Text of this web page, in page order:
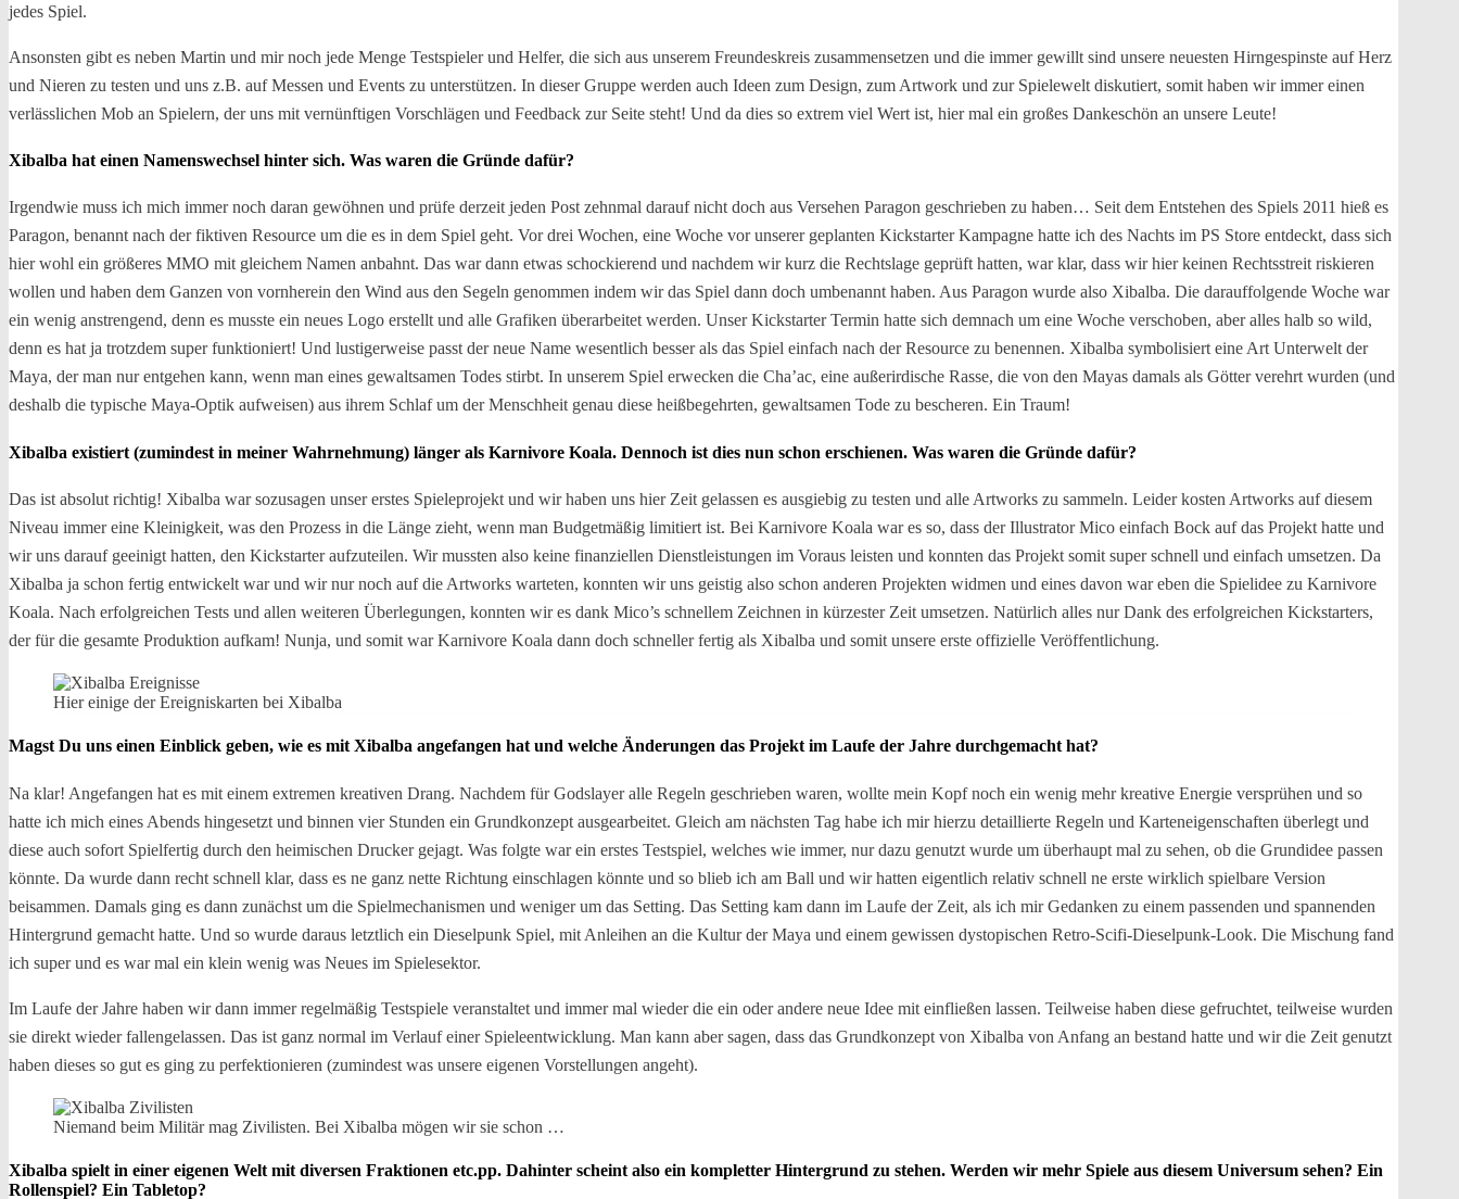
jedes Spiel.
Ansonsten gibt es neben Martin und mir noch jede Menge Testspieler und Helfer, die sich aus unserem Freundeskreis zusammensetzen und die immer gewillt sind unsere neuesten Hirngespinste auf Herz
und Nieren zu testen und uns z.B. auf Messen und Events zu unterstützen. In dieser Gruppe werden auch Ideen zum Design, zum Artwork und zur Spielewelt diskutiert, somit haben wir immer einen
verlässlichen Mob an Spielern, der uns mit vernünftigen Vorschlägen und Feedback zur Seite steht! Und da dies so extrem viel Wert ist, hier mal ein großes Dankeschön an unsere Leute!
Xibalba hat einen Namenswechsel hinter sich. Was waren die Gründe dafür?
Irgendwie muss ich mich immer noch daran gewöhnen und prüfe derzeit jeden Post zehnmal darauf nicht doch aus Versehen Paragon geschrieben zu haben… Seit dem Entstehen des Spiels 2011 hieß es
Paragon, benannt nach der fiktiven Resource um die es in dem Spiel geht. Vor drei Wochen, eine Woche vor unserer geplanten Kickstarter Kampagne hatte ich des Nachts im PS Store entdeckt, dass sich
hier wohl ein größeres MMO mit gleichem Namen anbahnt. Das war dann etwas schockierend und nachdem wir kurz die Rechtslage geprüft hatten, war klar, dass wir hier keinen Rechtsstreit riskieren
wollen und haben dem Ganzen von vornherein den Wind aus den Segeln genommen indem wir das Spiel dann doch umbenannt haben. Aus Paragon wurde also Xibalba. Die darauffolgende Woche war
ein wenig anstrengend, denn es musste ein neues Logo erstellt und alle Grafiken überarbeitet werden. Unser Kickstarter Termin hatte sich demnach um eine Woche verschoben, aber alles halb so wild,
denn es hat ja trotzdem super funktioniert! Und lustigerweise passt der neue Name wesentlich besser als das Spiel einfach nach der Resource zu benennen. Xibalba symbolisiert eine Art Unterwelt der
Maya, der man nur entgehen kann, wenn man eines gewaltsamen Todes stirbt. In unserem Spiel erwecken die Cha’ac, eine außerirdische Rasse, die von den Mayas damals als Götter verehrt wurden (und
deshalb die typische Maya-Optik aufweisen) aus ihrem Schlaf um der Menschheit genau diese heißbegehrten, gewaltsamen Tode zu bescheren. Ein Traum!
Xibalba existiert (zumindest in meiner Wahrnehmung) länger als Karnivore Koala. Dennoch ist dies nun schon erschienen. Was waren die Gründe dafür?
Das ist absolut richtig! Xibalba war sozusagen unser erstes Spieleprojekt und wir haben uns hier Zeit gelassen es ausgiebig zu testen und alle Artworks zu sammeln. Leider kosten Artworks auf diesem
Niveau immer eine Kleinigkeit, was den Prozess in die Länge zieht, wenn man Budgetmäßig limitiert ist. Bei Karnivore Koala war es so, dass der Illustrator Mico einfach Bock auf das Projekt hatte und
wir uns darauf geeinigt hatten, den Kickstarter aufzuteilen. Wir mussten also keine finanziellen Dienstleistungen im Voraus leisten und konnten das Projekt somit super schnell und einfach umsetzen. Da
Xibalba ja schon fertig entwickelt war und wir nur noch auf die Artworks warteten, konnten wir uns geistig also schon anderen Projekten widmen und eines davon war eben die Spielidee zu Karnivore
Koala. Nach erfolgreichen Tests und allen weiteren Überlegungen, konnten wir es dank Mico’s schnellem Zeichnen in kürzester Zeit umsetzen. Natürlich alles nur Dank des erfolgreichen Kickstarters,
der für die gesamte Produktion aufkam! Nunja, und somit war Karnivore Koala dann doch schneller fertig als Xibalba und somit unsere erste offizielle Veröffentlichung.
Hier einige der Ereigniskarten bei Xibalba
Magst Du uns einen Einblick geben, wie es mit Xibalba angefangen hat und welche Änderungen das Projekt im Laufe der Jahre durchgemacht hat?
Na klar! Angefangen hat es mit einem extremen kreativen Drang. Nachdem für Godslayer alle Regeln geschrieben waren, wollte mein Kopf noch ein wenig mehr kreative Energie versprühen und so
hatte ich mich eines Abends hingesetzt und binnen vier Stunden ein Grundkonzept ausgearbeitet. Gleich am nächsten Tag habe ich mir hierzu detaillierte Regeln und Karteneigenschaften überlegt und
diese auch sofort Spielfertig durch den heimischen Drucker gejagt. Was folgte war ein erstes Testspiel, welches wie immer, nur dazu genutzt wurde um überhaupt mal zu sehen, ob die Grundidee passen
könnte. Da wurde dann recht schnell klar, dass es ne ganz nette Richtung einschlagen könnte und so blieb ich am Ball und wir hatten eigentlich relativ schnell ne erste wirklich spielbare Version
beisammen. Damals ging es dann zunächst um die Spielmechanismen und weniger um das Setting. Das Setting kam dann im Laufe der Zeit, als ich mir Gedanken zu einem passenden und spannenden
Hintergrund gemacht hatte. Und so wurde daraus letztlich ein Dieselpunk Spiel, mit Anleihen an die Kultur der Maya und einem gewissen dystopischen Retro-Scifi-Dieselpunk-Look. Die Mischung fand
ich super und es war mal ein klein wenig was Neues im Spielesektor.
Im Laufe der Jahre haben wir dann immer regelmäßig Testspiele veranstaltet und immer mal wieder die ein oder andere neue Idee mit einfließen lassen. Teilweise haben diese gefruchtet, teilweise wurden
sie direkt wieder fallengelassen. Das ist ganz normal im Verlauf einer Spieleentwicklung. Man kann aber sagen, dass das Grundkonzept von Xibalba von Anfang an bestand hatte und wir die Zeit genutzt
haben dieses so gut es ging zu perfektionieren (zumindest was unsere eigenen Vorstellungen angeht).
Niemand beim Militär mag Zivilisten. Bei Xibalba mögen wir sie schon …
Xibalba spielt in einer eigenen Welt mit diversen Fraktionen etc.pp. Dahinter scheint also ein kompletter Hintergrund zu stehen. Werden wir mehr Spiele aus diesem Universum sehen? Ein
Rollenspiel? Ein Tabletop?